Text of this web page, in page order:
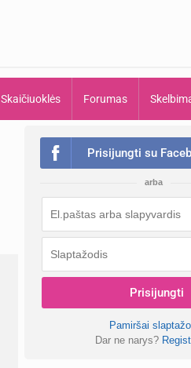
Skaičiuoklės Forumas
Prisijungti su
arba
Prisijungti
Pamiršai
Dar ne narys?